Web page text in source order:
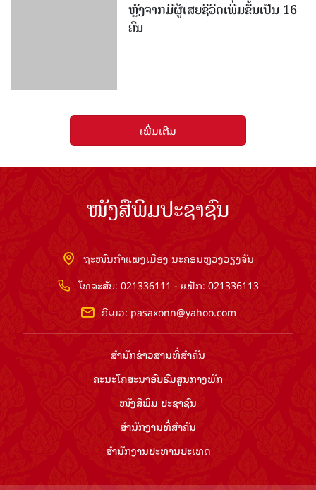
ຫຼັງຈາກມີຜູ້ເສຍຊີວິດເພີ່ມຂຶ້ນເປັນ 16
ຄົນ
ເພີ່ມເຕີມ
ໜັງສືພິມປະຊາຊົນ
ຖະໜົນກຳແພງເມືອງ ນະຄອນຫຼວງວຽງຈັນ
ໂທລະສັບ: 021336111 - ແຟັກ: 021336113
ອີເມວ: pasaxonn@yahoo.com
ສຳ​ນັກ​ຂ່າວ​ສານ​ທີ່​ສຳ​ຄັນ​
ຄະນະໂຄສະນາອົບຮົມ​ສູນ​ກາງ​ພັກ
ໜັງສືພິມ ປະ​ຊາ​ຊົນ
ສຳ​ນັກ​ງານ​ທີ່​ສຳ​ຄັນ
ສຳ​ນັກ​ງານ​ປະ​ທານ​ປະ​ເທດ